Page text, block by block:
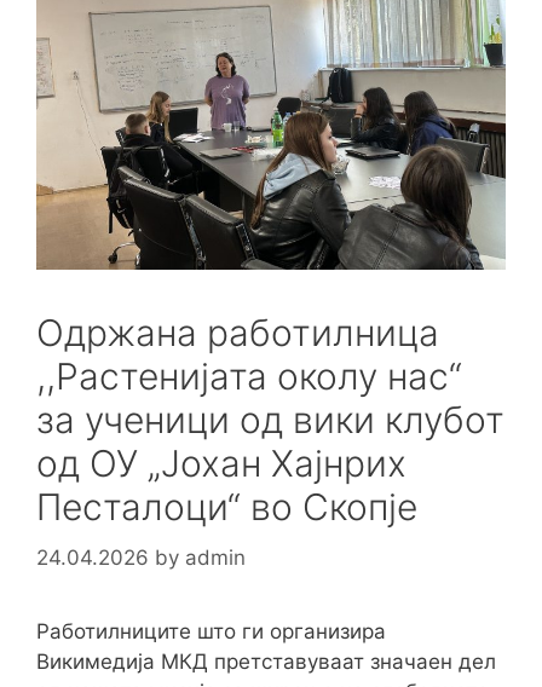
Одржана работилница
,,Растенијата околу нас“
за ученици од вики клубот
од ОУ „Јохан Хајнрих
Песталоци“ во Скопје
24.04.2026 by admin
Работилниците што ги организира
Викимедија МКД претставуваат значаен дел